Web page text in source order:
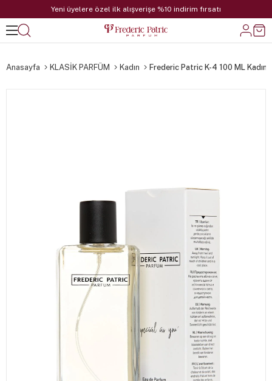
Yeni üyelere özel ilk alışverişe %10 indirim fırsatı
Anasayfa KLASİK PARFÜM Kadın Frederic Patric K-4 100 ML Kadın